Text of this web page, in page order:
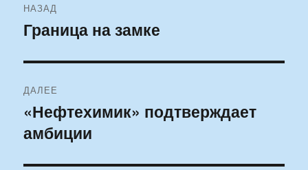
по
НАЗАД
Предыдущая
Граница на замке
ДАЛЕЕ
Следующая
запись:
«Нефтехимик» подтверждает
амбиции